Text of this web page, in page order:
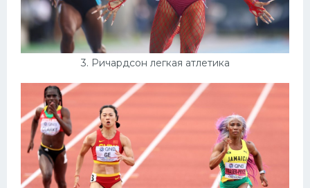
3. Ричардсон легкая атлетика